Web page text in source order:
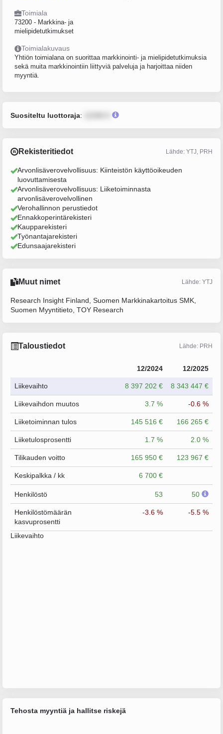
Toimiala
73200 - Markkina- ja
mielipidetutkimukset
Toimialakuvaus
Yhtiön toimialana on suorittaa markkinointi- ja mielipidetutkimuksia
sekä muita markkinointiin liittyviä palveluja ja harjoittaa niiden
myyntiä.
Suositeltu luottoraja:
Rekisteritiedot Lähde: YTJ, PRH
Arvonlisäverovelvollisuus: Kiinteistön käyttöoikeuden
luovuttamisesta
Arvonlisäverovelvollisuus: Liiketoiminnasta
arvonlisäverovelvollinen
Verohallinnon perustiedot
Ennakkoperintärekisteri
Kaupparekisteri
Työnantajarekisteri
Edunsaajarekisteri
Muut nimet Lähde: YTJ
Research Insight Finland, Suomen Markkinakartoitus SMK,
Suomen Myyntitieto, TOY Research
Taloustiedot Lähde: PRH
12/2024 12/2025
Liikevaihto 8 397 202 € 8 343 447 €
Liikevaihdon muutos 3.7 % -0.6 %
Liiketoiminnan tulos 145 516 € 166 265 €
Liiketulosprosentti 1.7 % 2.0 %
Tilikauden voitto 165 950 € 123 967 €
Keskipalkka / kk 6 700 €
Henkilöstö 53 50
Henkilöstömäärän
kasvuprosentti
-3.6 % -5.5 %
Liikevaihto
Tehosta myyntiä ja hallitse riskejä